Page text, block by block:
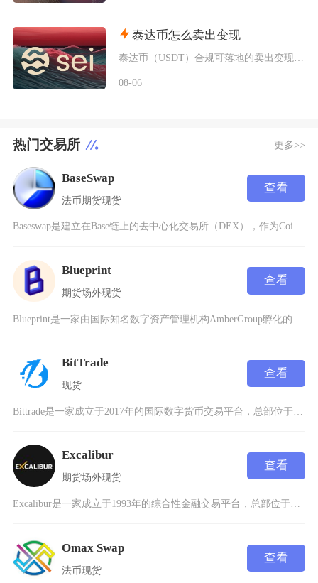
泰达币怎么卖出变现
08-06
热门交易所 更多>>
BaseSwap
法币期货现货
查看
Baseswap是建立在Base链上的去中心化交易所（DEX），作为Coinbase生态的
Blueprint
期货场外现货
查看
BitTrade
现货
查看
Excalibur
期货场外现货
查看
Omax Swap
法币现货
查看